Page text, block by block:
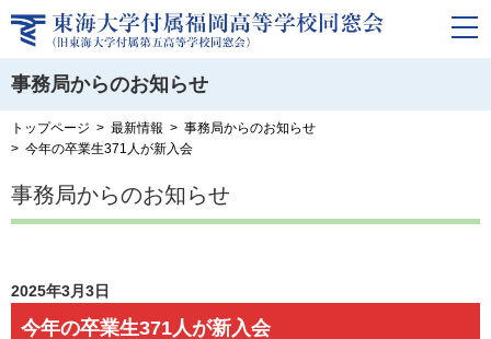
事務局からのお知らせ
トップページ 最新情報
事務局からのお知らせ
今年の卒業生371人が新入会
事務局からのお知らせ
2025年3月3日
今年の卒業生371人が新入会